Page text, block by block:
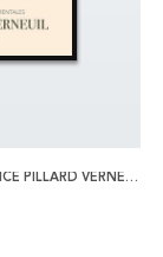
AFFICHE PERCE NEIGE 2 BY MAURICE PILLARD VERNEUIL 30X40